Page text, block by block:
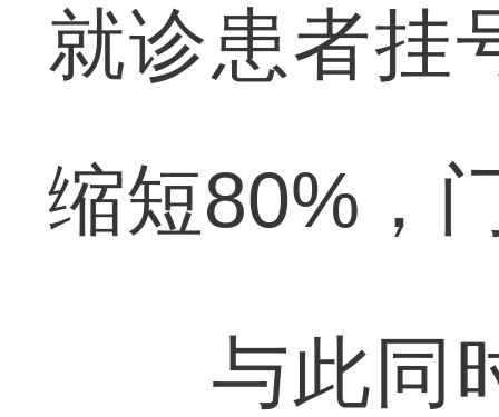
就诊患者挂
缩短80%，
与此同时